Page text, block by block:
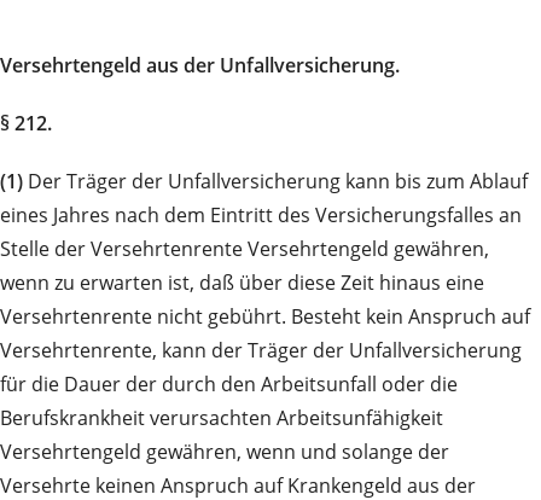
Versehrtengeld aus der Unfallversicherung.
§ 212.
(1) Der Träger der Unfallversicherung kann bis zum Ablauf
eines Jahres nach dem Eintritt des Versicherungsfalles an
Stelle der Versehrtenrente Versehrtengeld gewähren,
wenn zu erwarten ist, daß über diese Zeit hinaus eine
Versehrtenrente nicht gebührt. Besteht kein Anspruch auf
Versehrtenrente, kann der Träger der Unfallversicherung
für die Dauer der durch den Arbeitsunfall oder die
Berufskrankheit verursachten Arbeitsunfähigkeit
Versehrtengeld gewähren, wenn und solange der
Versehrte keinen Anspruch auf Krankengeld aus der